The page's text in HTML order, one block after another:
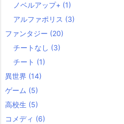
ノベルアップ+ (1)
アルファポリス (3)
ファンタジー (20)
チートなし (3)
チート (1)
異世界 (14)
ゲーム (5)
高校生 (5)
コメディ (6)